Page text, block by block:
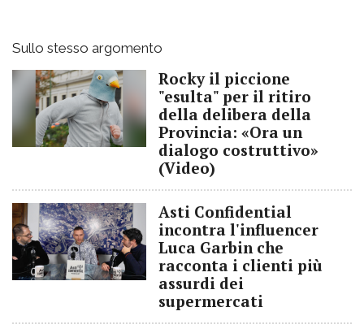
Sullo stesso argomento
Rocky il piccione
"esulta" per il ritiro
della delibera della
Provincia: «Ora un
dialogo costruttivo»
(Video)
Asti Confidential
incontra l'influencer
Luca Garbin che
racconta i clienti più
assurdi dei
supermercati